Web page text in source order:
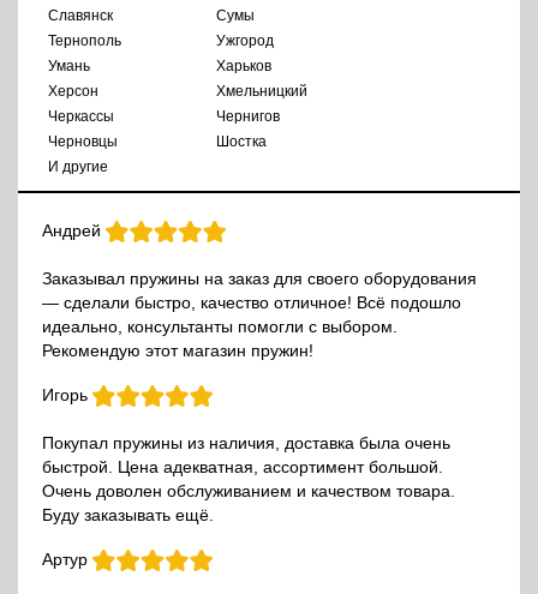
Славянск
Сумы
Тернополь
Ужгород
Умань
Харьков
Херсон
Хмельницкий
Черкассы
Чернигов
Черновцы
Шостка
И другие
Андрей
Заказывал пружины на заказ для своего оборудования
— сделали быстро, качество отличное! Всё подошло
идеально, консультанты помогли с выбором.
Рекомендую этот магазин пружин!
Игорь
Покупал пружины из наличия, доставка была очень
быстрой. Цена адекватная, ассортимент большой.
Очень доволен обслуживанием и качеством товара.
Буду заказывать ещё.
Артур